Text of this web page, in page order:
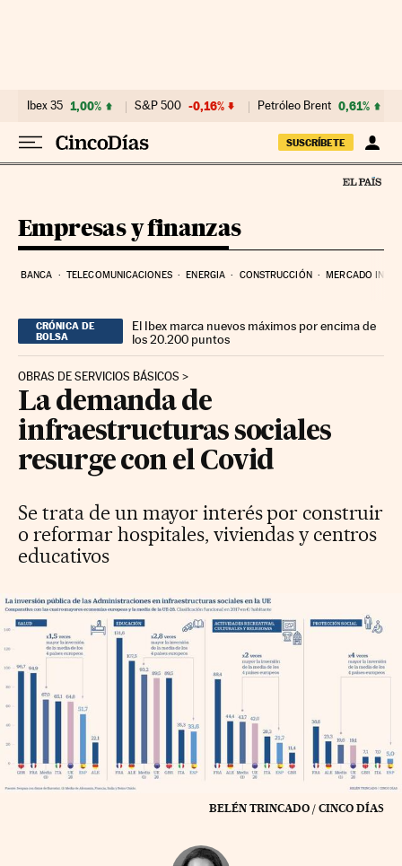
Ibex 35 1,00% S&P 500 -0,16% Petróleo Brent 0,61%
SUSCRÍBETE
Empresas y finanzas
BANCA TELECOMUNICACIONES ENERGIA CONSTRUCCIÓN MERCADO
CRÓNICA DE
BOLSA
El Ibex marca nuevos máximos por encima de
los 20.200 puntos
OBRAS DE SERVICIOS BÁSICOS
La demanda de
infraestructuras sociales
resurge con el Covid
Se trata de un mayor interés por construir
o reformar hospitales, viviendas y centros
educativos
BELÉN TRINCADO / CINCO DÍAS